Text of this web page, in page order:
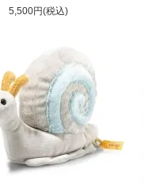
5,500円(税込)